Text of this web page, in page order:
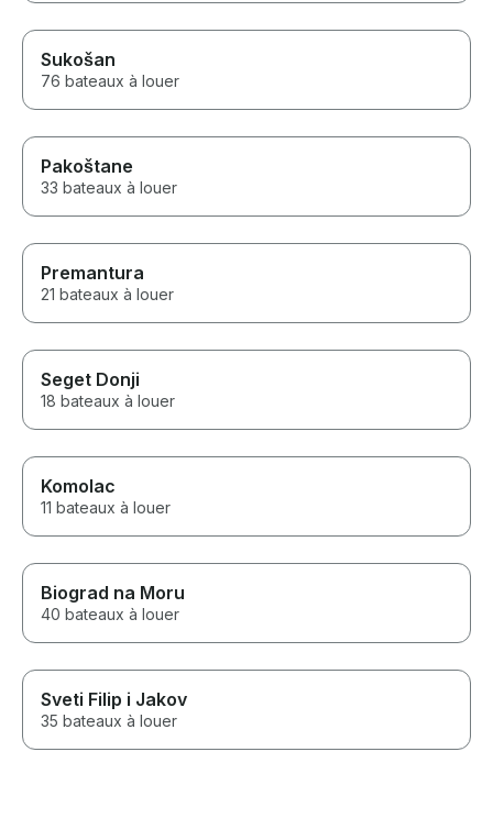
Sukošan
76 bateaux à louer
Pakoštane
33 bateaux à louer
Premantura
21 bateaux à louer
Seget Donji
18 bateaux à louer
Komolac
11 bateaux à louer
Biograd na Moru
40 bateaux à louer
Sveti Filip i Jakov
35 bateaux à louer